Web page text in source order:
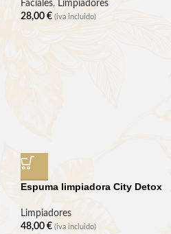
Faciales, Limpiadores
28,00 € (iva incluido)
Espuma limpiadora City Detox
Limpiadores
48,00 € (iva incluido)